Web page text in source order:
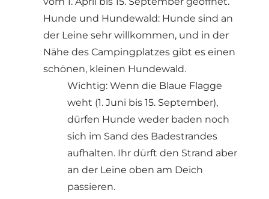
Hunde und Hundewald: Hunde sind an
der Leine sehr willkommen, und in der
Nähe des Campingplatzes gibt es einen
schönen, kleinen Hundewald.
Wichtig: Wenn die Blaue Flagge
weht (1. Juni bis 15. September),
dürfen Hunde weder baden noch
sich im Sand des Badestrandes
aufhalten. Ihr dürft den Strand aber
an der Leine oben am Deich
passieren.